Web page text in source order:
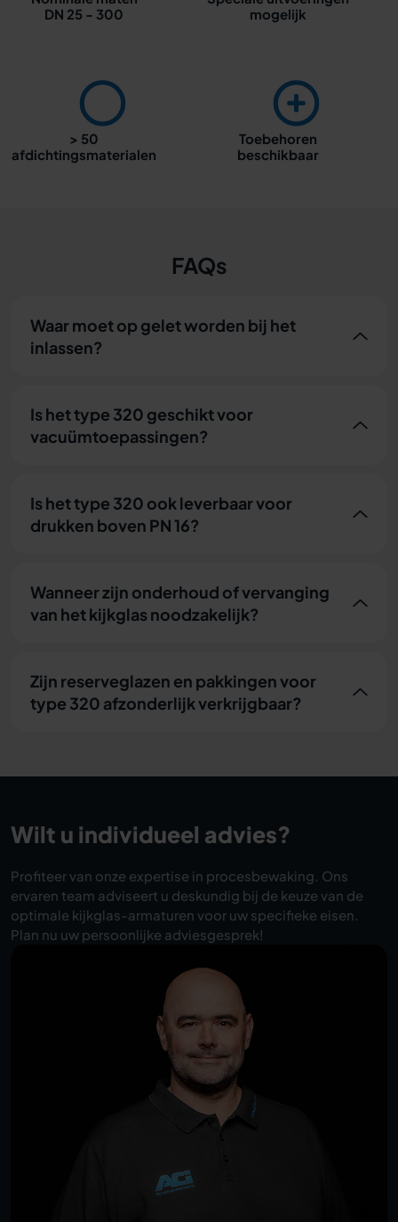
DN 25 - 300
mogelijk
> 50
afdichtingsmaterialen
Toebehoren
beschikbaar
FAQs
Waar moet op gelet worden bij het
inlassen?
Is het type 320 geschikt voor
vacuümtoepassingen?
Is het type 320 ook leverbaar voor
drukken boven PN 16?
Wanneer zijn onderhoud of vervanging
van het kijkglas noodzakelijk?
Zijn reserveglazen en pakkingen voor
type 320 afzonderlijk verkrijgbaar?
Wilt u individueel advies?
Profiteer van onze expertise in procesbewaking. Ons
ervaren team adviseert u deskundig bij de keuze van de
optimale kijkglas-armaturen voor uw specifieke eisen.
Plan nu uw persoonlijke adviesgesprek!